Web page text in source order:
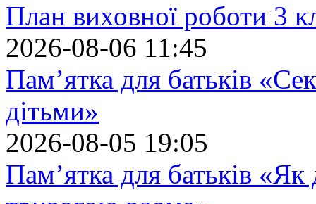
План виховної роботи 3
2026-08-06 11:45
Пам’ятка для батьків
дітьми»
2026-08-05 19:05
Пам’ятка для батьків